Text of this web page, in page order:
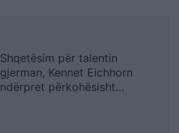
Shqetësim për talentin
gjerman, Kennet Eichhorn
ndërpret përkohësisht